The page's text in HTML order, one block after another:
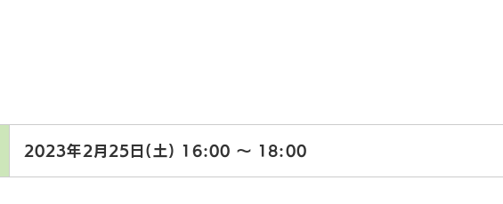
2023年2月25日(土) 16:00 〜 18:00